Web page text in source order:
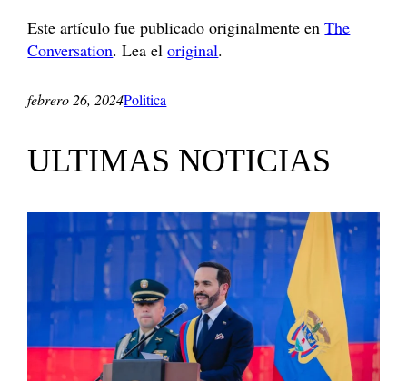
Este artículo fue publicado originalmente enThe
Conversation. Lea eloriginal.
febrero 26, 2024Politica
ULTIMAS NOTICIAS